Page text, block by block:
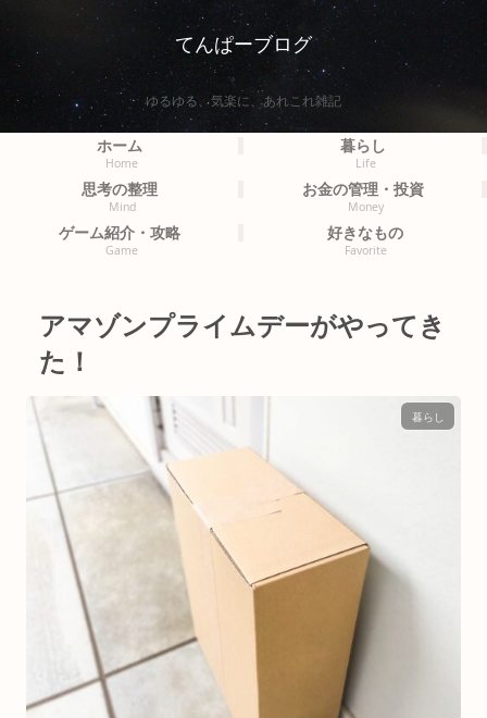
てんぱーブログ
ゆるゆる、気楽に、あれこれ雑記
ホーム
Home
暮らし
Life
思考の整理
Mind
お金の管理・投資
Money
ゲーム紹介・攻略
Game
好きなもの
Favorite
アマゾンプライムデーがやってき
た！
暮らし